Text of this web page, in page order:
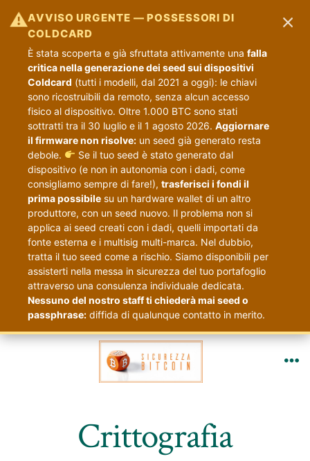
⚠AVVISO URGENTE — POSSESSORI DI
COLDCARD
È stata scoperta e già sfruttata attivamente una falla
critica nella generazione dei seed sui dispositivi
Coldcard (tutti i modelli, dal 2021 a oggi): le chiavi
sono ricostruibili da remoto, senza alcun accesso
fisico al dispositivo. Oltre 1.000 BTC sono stati
sottratti tra il 30 luglio e il 1 agosto 2026. Aggiornare
il firmware non risolve: un seed già generato resta
debole.
Se il tuo seed è stato generato dal
dispositivo (e non in autonomia con i dadi, come
consigliamo sempre di fare!), trasferisci i fondi il
prima possibile su un hardware wallet di un altro
produttore, con un seed nuovo. Il problema non si
applica ai seed creati con i dadi, quelli importati da
fonte esterna e i multisig multi-marca. Nel dubbio,
tratta il tuo seed come a rischio. Siamo disponibili per
assisterti nella messa in sicurezza del tuo portafoglio
attraverso una consulenza individuale dedicata.
Nessuno del nostro staff ti chiederà mai seed o
passphrase: diffida di qualunque contatto in merito.
×
Passa
Crittografia